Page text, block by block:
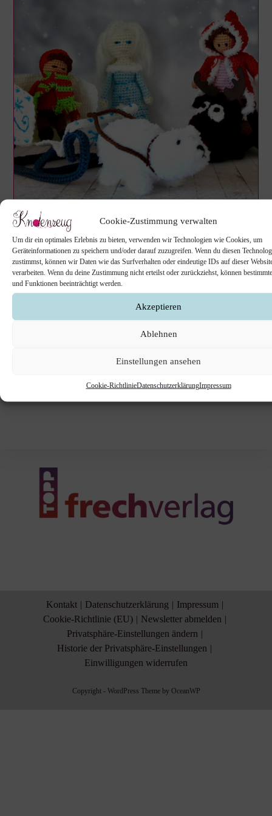
Cookie-Zustimmung verwalten
Um dir ein optimales Erlebnis zu bieten, verwenden wir Technologien wie Cookies, um
Geräteinformationen zu speichern und/oder darauf zuzugreifen. Wenn du diesen
zustimmst, können wir Daten wie das Surfverhalten oder eindeutige IDs auf dieser
verarbeiten. Wenn du deine Zustimmung nicht erteilst oder zurückziehst, können
und Funktionen beeinträchtigt werden.
Akzeptieren
Ablehnen
Einstellungen ansehen
Cookie-RichtlinieDatenschutzerklärungImpressum
Die Eiskönigin
DIE SCHNEEKÖNIGIN – EINE
KLEINE PUPPE ZUM SPIELEN
HÄKELN.
Wer schon ein paar meiner Anleitungen kennt,
weiß wie die kleinen Puppen gemacht werden. Die
Schneekönigin
Eine
Kontakt Datenschutzerklärung
Impressum
Cookie-Richtlinie (EU)
Newsletter abmelden
Privatsphäre-Einstellungen ändern
Historie der Privatsphäre-Einstellungen
Einwilligungen widerrufen
Copyright - WordPress Theme by OceanWP